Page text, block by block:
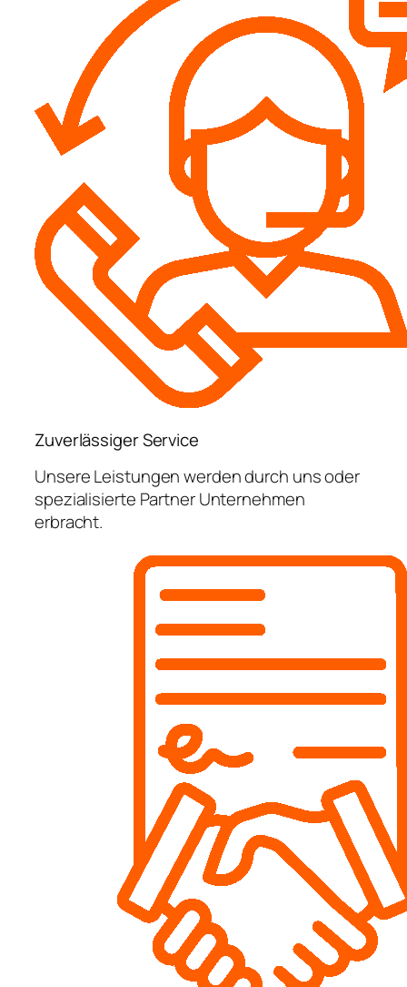
Zuverlässiger Service
Unsere Leistungen werden durch uns oder
spezialisierte Partner Unternehmen
erbracht.